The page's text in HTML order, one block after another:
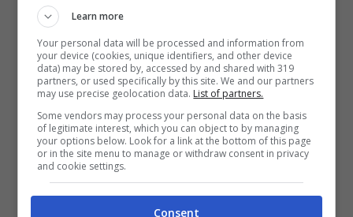
Cappella cimiteriale, foto fonte Agi.it, Notizie.com
caratterizza il cimitero di Poggioreale”,
denuncia l’associazione che ha anche
parlato di quanto accaduto alcuni mesi fa
Learn more
Your personal data will be processed and information from
your device (cookies, unique identifiers, and other device
data) may be stored by, accessed by and shared with 319
partners, or used specifically by this site. We and our partners
may use precise geolocation data. List of partners.
Some vendors may process your personal data on the basis
of legitimate interest, which you can object to by managing
your options below. Look for a link at the bottom of this page
or in the site menu to manage or withdraw consent in privacy
and cookie settings.
Consent